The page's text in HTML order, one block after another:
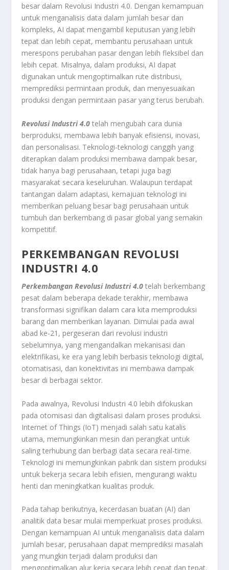
besar dalam Revolusi Industri 4.0. Dengan kemampuan
untuk menganalisis data dalam jumlah besar dan
kompleks, AI dapat mengambil keputusan yang lebih
tepat dan lebih cepat, membantu perusahaan untuk
merespons perubahan pasar dengan lebih fleksibel dan
lebih cepat. Misalnya, dalam produksi, AI dapat
digunakan untuk mengoptimalkan rute distribusi,
memprediksi permintaan produk, dan menyesuaikan
produksi dengan permintaan pasar yang terus berubah.
Revolusi Industri 4.0 telah mengubah cara dunia
berproduksi, membawa lebih banyak efisiensi, inovasi,
dan personalisasi. Teknologi-teknologi canggih yang
diterapkan dalam produksi membawa dampak besar,
tidak hanya bagi perusahaan, tetapi juga bagi
masyarakat secara keseluruhan. Walaupun terdapat
tantangan dalam adaptasi, kemajuan teknologi ini
memberikan peluang besar bagi perusahaan untuk
tumbuh dan berkembang di pasar global yang semakin
kompetitif.
PERKEMBANGAN REVOLUSI
INDUSTRI 4.0
Perkembangan Revolusi Industri 4.0telah berkembang
pesat dalam beberapa dekade terakhir, membawa
transformasi signifikan dalam cara kita memproduksi
barang dan memberikan layanan. Dimulai pada awal
abad ke-21, pergeseran dari revolusi industri
sebelumnya, yang mengandalkan mekanisasi dan
elektrifikasi, ke era yang lebih berbasis teknologi digital,
otomatisasi, dan konektivitas ini membawa dampak
besar di berbagai sektor.
Pada awalnya, Revolusi Industri 4.0 lebih difokuskan
pada otomisasi dan digitalisasi dalam proses produksi.
Internet of Things (IoT) menjadi salah satu katalis
utama, memungkinkan mesin dan perangkat untuk
saling terhubung dan berbagi data secara real-time.
Teknologi ini memungkinkan pabrik dan sistem produksi
untuk bekerja secara lebih efisien, mengurangi waktu
henti dan meningkatkan kualitas produk.
Pada tahap berikutnya, kecerdasan buatan (AI) dan
analitik data besar mulai memperkuat proses produksi.
Dengan kemampuan AI untuk menganalisis data dalam
jumlah besar, perusahaan dapat memprediksi masalah
yang mungkin terjadi dalam produksi dan
mengoptimalkan alur kerja secara lebih cepat dan tepat.